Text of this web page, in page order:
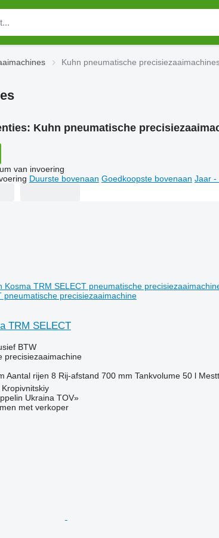
Kuhn pneumatische
Kuhn pneumatische
van invoering
Duurste bovenaan Goedkoopste bovenaan Jaar -
pneumatische precisiezaaimachine
TRM SELECT
BTW
precisiezaaimachine
Aantal rijen 8 Rij-afstand 700 mm Tankvolume 50 l
Ukraina TOV»
met verkoper